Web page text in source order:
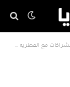
والاتحاد وخيارات ولاء للعملاء